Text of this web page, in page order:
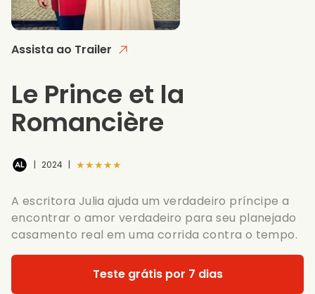
Assista ao Trailer
Le Prince et la
Romancière
| 2024 | ★★★★★
A escritora Julia ajuda um verdadeiro príncipe a
encontrar o amor verdadeiro para seu planejado
casamento real em uma corrida contra o tempo.
Teste grátis por 7 dias